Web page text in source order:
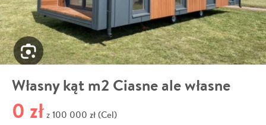
Własny kąt m2 Ciasne ale własne
0 zł z 100 000 zł (Cel)